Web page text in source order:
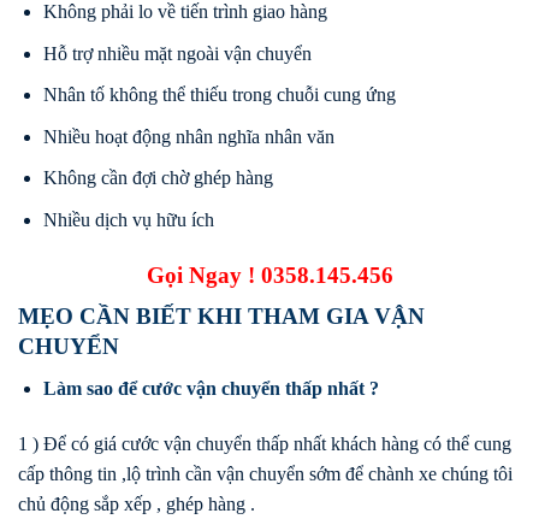
Không phải lo về tiến trình giao hàng
Hỗ trợ nhiều mặt ngoài vận chuyển
Nhân tố không thể thiếu trong chuỗi cung ứng
Nhiều hoạt động nhân nghĩa nhân văn
Không cần đợi chờ ghép hàng
Nhiều dịch vụ hữu ích
Gọi Ngay ! 0358.145.456
MẸO CẦN BIẾT KHI THAM GIA VẬN
CHUYỂN
Làm sao để cước vận chuyển thấp nhất ?
1 ) Để có giá cước vận chuyển thấp nhất khách hàng có thể cung
cấp thông tin ,lộ trình cần vận chuyển sớm để chành xe chúng tôi
chủ động sắp xếp , ghép hàng .